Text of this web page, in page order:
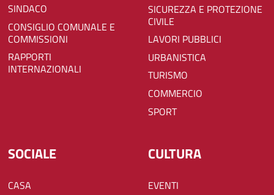
SINDACO
CONSIGLIO COMUNALE E
COMMISSIONI
RAPPORTI
INTERNAZIONALI
SICUREZZA E PROTEZIONE
CIVILE
LAVORI PUBBLICI
URBANISTICA
TURISMO
COMMERCIO
SPORT
SOCIALE
CASA
CULTURA
EVENTI